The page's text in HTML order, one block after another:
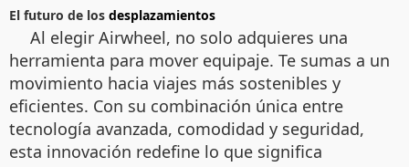
El futuro de los desplazamientos
Al elegir Airwheel, no solo adquieres una
herramienta para mover equipaje. Te sumas a un
movimiento hacia viajes más sostenibles y
eficientes. Con su combinación única entre
tecnología avanzada, comodidad y seguridad,
esta innovación redefine lo que significa